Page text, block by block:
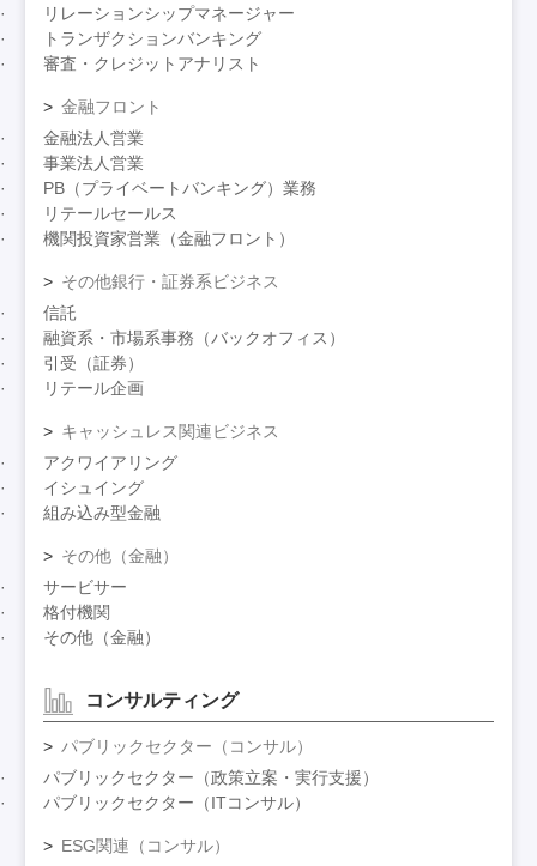
リレーションシップマネージャー
トランザクションバンキング
審査・クレジットアナリスト
金融フロント
金融法人営業
事業法人営業
PB（プライベートバンキング）業務
リテールセールス
機関投資家営業（金融フロント）
その他銀行・証券系ビジネス
信託
融資系・市場系事務（バックオフィス）
引受（証券）
リテール企画
キャッシュレス関連ビジネス
アクワイアリング
イシュイング
組み込み型金融
その他（金融）
サービサー
格付機関
その他（金融）
コンサルティング
パブリックセクター（コンサル）
パブリックセクター（政策立案・実行支援）
パブリックセクター（ITコンサル）
ESG関連（コンサル）